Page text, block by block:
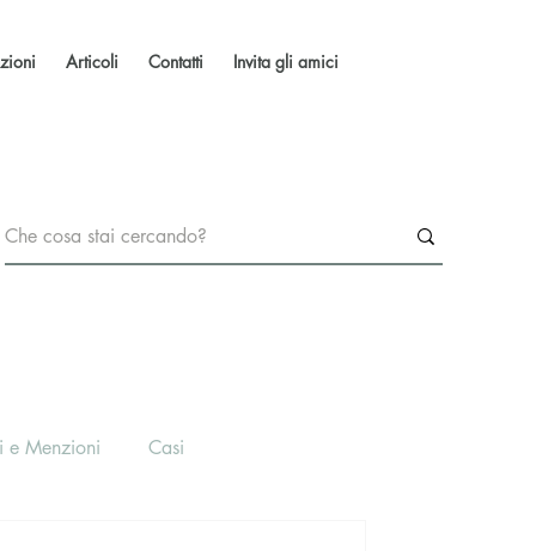
Articoli Contatti Invita gli amici
e Menzioni Casi